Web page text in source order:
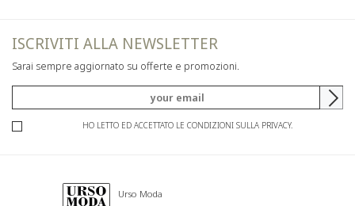
ISCRIVITI ALLA NEWSLETTER
Sarai sempre aggiornato su offerte e promozioni.
HO LETTO ED ACCETTATO LE CONDIZIONI SULLA PRIVACY.
Urso Moda